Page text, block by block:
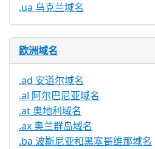
.ua 乌克兰域名
欧洲域名
.ad 安道尔域名
.al 阿尔巴尼亚域名
.at 奥地利域名
.ax 奥兰群岛域名
.ba 波斯尼亚和黑塞哥维那域名